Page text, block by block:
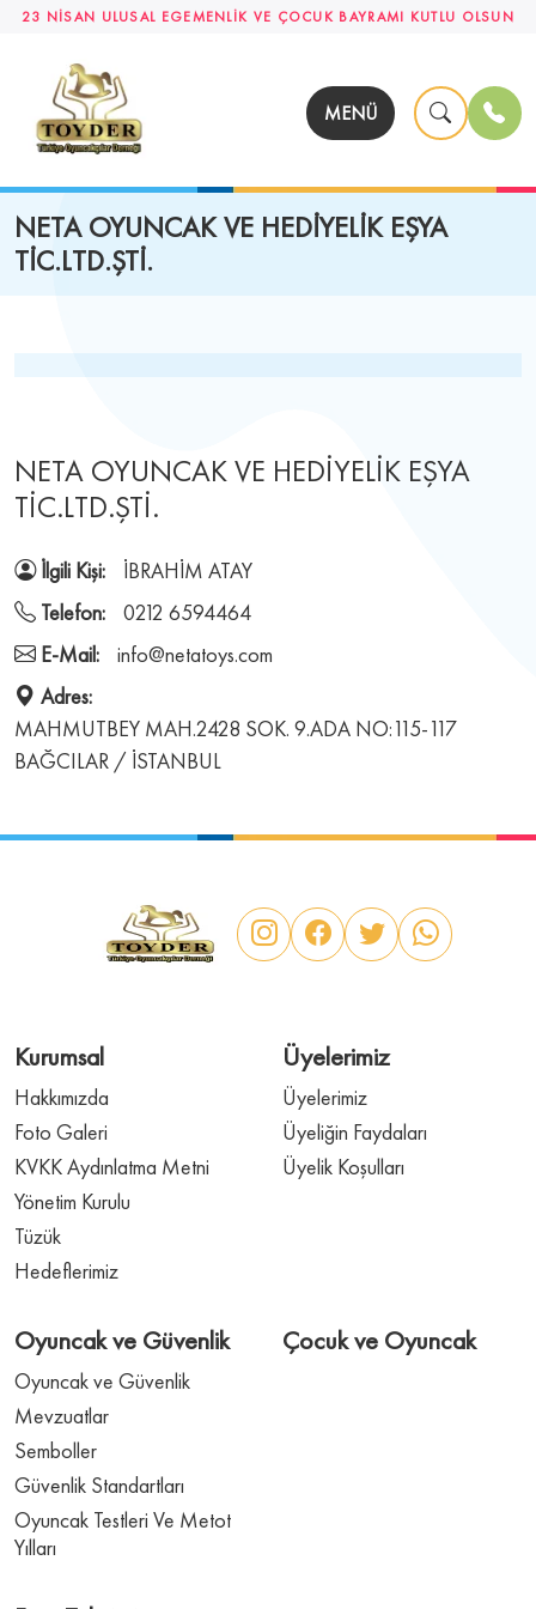
23 NİSAN ULUSAL EGEMENLİK VE ÇOCUK BAYRAMI KUTLU OLSUN
MENÜ
NETA OYUNCAK VE HEDİYELİK EŞYA
TİC.LTD.ŞTİ.
NETA OYUNCAK VE HEDİYELİK EŞYA
TİC.LTD.ŞTİ.
İlgili Kişi:
İBRAHİM ATAY
Telefon:
0212 6594464
E-Mail:
info@netatoys.com
Adres:
MAHMUTBEY MAH.2428 SOK. 9.ADA NO:115-117
BAĞCILAR / İSTANBUL
Kurumsal
Hakkımızda
Foto Galeri
KVKK Aydınlatma Metni
Yönetim Kurulu
Tüzük
Hedeflerimiz
Üyelerimiz
Üyelerimiz
Üyeliğin Faydaları
Üyelik Koşulları
Oyuncak ve Güvenlik
Oyuncak ve Güvenlik
Mevzuatlar
Semboller
Güvenlik Standartları
Oyuncak Testleri Ve Metot
Yılları
Çocuk ve Oyuncak